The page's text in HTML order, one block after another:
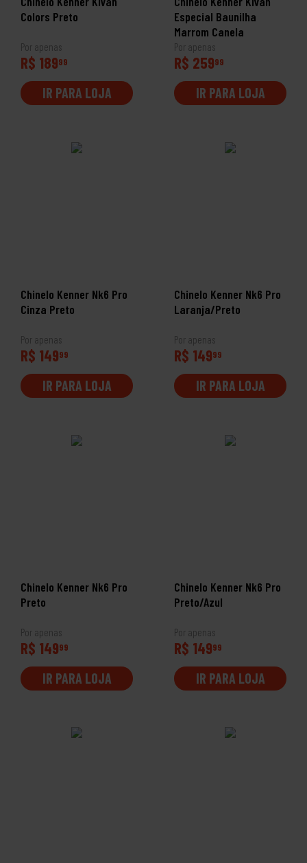
Colors Preto
Por apenas
R$ 18999
IR PARA LOJA
Especial Baunilha
Marrom Canela
Por apenas
R$ 25999
IR PARA LOJA
Chinelo Kenner Nk6 Pro
Cinza Preto
Por apenas
R$ 14999
IR PARA LOJA
Chinelo Kenner Nk6 Pro
Laranja/Preto
Por apenas
R$ 14999
IR PARA LOJA
Chinelo Kenner Nk6 Pro
Preto
Por apenas
R$ 14999
IR PARA LOJA
Chinelo Kenner Nk6 Pro
Preto/Azul
Por apenas
R$ 14999
IR PARA LOJA